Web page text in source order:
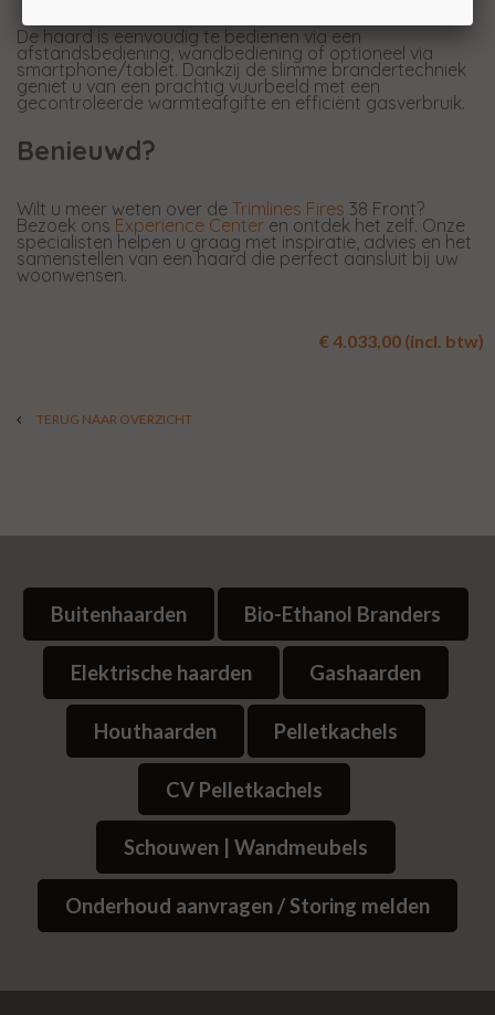
De haard is eenvoudig te bedienen via een
afstandsbediening, wandbediening of optioneel via
smartphone/tablet. Dankzij de slimme brandertechniek
geniet u van een prachtig vuurbeeld met een
gecontroleerde warmteafgifte en efficiënt gasverbruik.
Benieuwd?
Wilt u meer weten over de Trimlines Fires 38 Front?
Bezoek ons Experience Center en ontdek het zelf. Onze
specialisten helpen u graag met inspiratie, advies en het
samenstellen van een haard die perfect aansluit bij uw
woonwensen.
€ 4.033,00 (incl. btw)
TERUG NAAR OVERZICHT
Buitenhaarden Bio-Ethanol Branders
Elektrische haarden Gashaarden
Houthaarden Pelletkachels
CV Pelletkachels
Schouwen | Wandmeubels
Onderhoud aanvragen / Storing melden